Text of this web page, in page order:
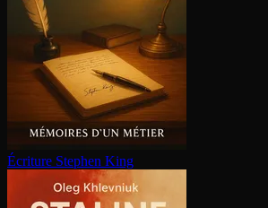
Écriture Stephen King